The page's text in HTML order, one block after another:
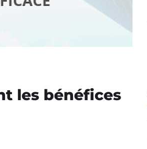
les bénéfices